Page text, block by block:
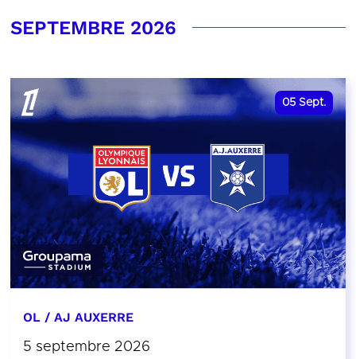
SEPTEMBRE 2026
05 Sept.
OL / AJ AUXERRE
5 septembre 2026